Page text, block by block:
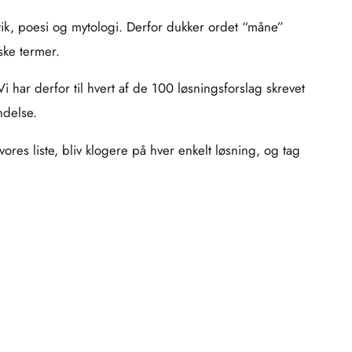
poesi og mytologi. Derfor dukker ordet “måne”
termer.
har derfor til hvert af de 100 løsningsforslag skrevet
liste, bliv klogere på hver enkelt løsning, og tag